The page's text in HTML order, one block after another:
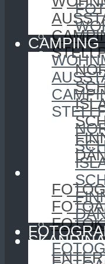
CAMPING